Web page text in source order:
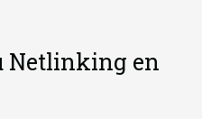
Netlinking en